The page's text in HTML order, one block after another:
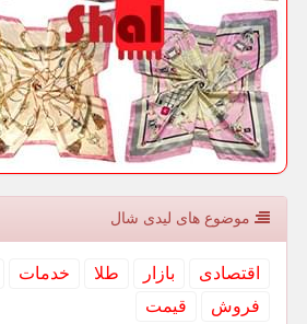
موضوع های لیدی شال
اقتصادی بازار طلا خدمات
فروش
قیمت